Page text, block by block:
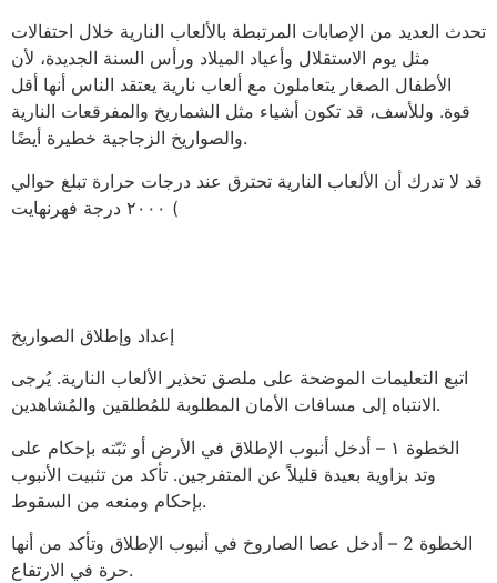
تحدث العديد من الإصابات المرتبطة بالألعاب النارية خلال احتفالات
مثل يوم الاستقلال وأعياد الميلاد ورأس السنة الجديدة، لأن
الأطفال الصغار يتعاملون مع ألعاب نارية يعتقد الناس أنها أقل
قوة. وللأسف، قد تكون أشياء مثل الشماريخ والمفرقعات النارية
والصواريخ الزجاجية خطيرة أيضًا.
قد لا تدرك أن الألعاب النارية تحترق عند درجات حرارة تبلغ حوالي
٢٠٠٠ درجة فهرنهايت (
إعداد وإطلاق الصواريخ
اتبع التعليمات الموضحة على ملصق تحذير الألعاب النارية. يُرجى
الانتباه إلى مسافات الأمان المطلوبة للمُطلقين والمُشاهدين.
الخطوة ١ – أدخل أنبوب الإطلاق في الأرض أو ثبّته بإحكام على
وتد بزاوية بعيدة قليلاً عن المتفرجين. تأكد من تثبيت الأنبوب
بإحكام ومنعه من السقوط.
الخطوة 2 – أدخل عصا الصاروخ في أنبوب الإطلاق وتأكد من أنها
حرة في الارتفاع.